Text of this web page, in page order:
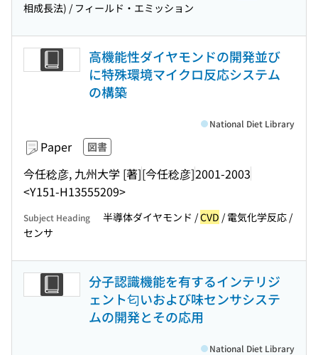
相成長法) / フィールド・エミッション
高機能性ダイヤモンドの開発並び
に特殊環境マイクロ反応システム
の構築
Paper 図書
今任稔彦, 九州大学 [著][今任稔彦]2001-2003
<Y151-H13555209>
National Diet Library
Subject Heading 半導体ダイヤモンド /CVD / 電気化学反応 /
センサ
分子認識機能を有するインテリジ
ェント匂いおよび味センサシステ
ムの開発とその応用
National Diet Library